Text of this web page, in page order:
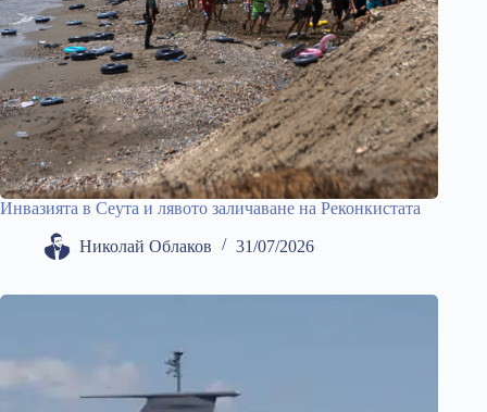
Инвазията в Сеута и лявото заличаване на Реконкистата
Николай Облаков 31/07/2026